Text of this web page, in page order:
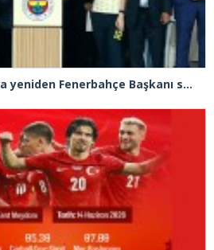
Aziz Yıldırım, 8 yıl sonra yeniden Fenerbahçe Başkanı seçildi